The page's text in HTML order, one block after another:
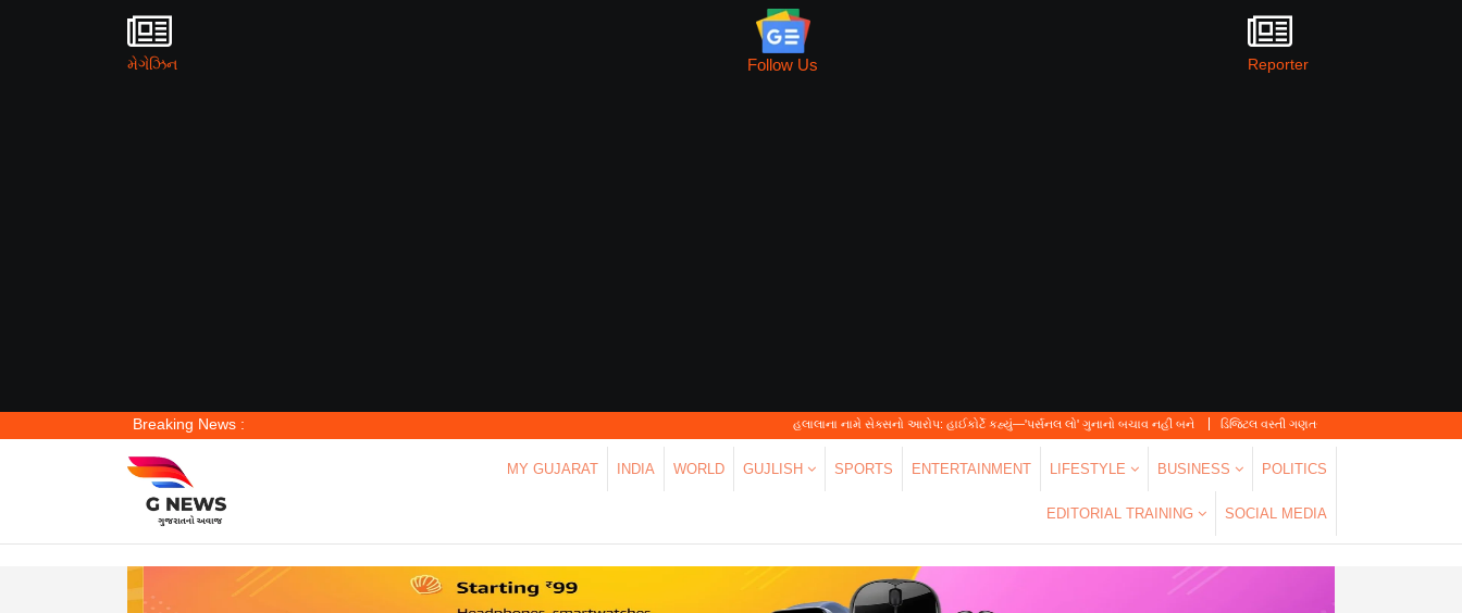
મેગેઝિન Follow Us Reporter
Breaking News : હલાલાના નામે સેક્સનો આરોપ: હાઈકોર્ટે કહ્યું—'પર્સનલ લો' ગુનાનો બચાવ નહીં બને ડિજિટલ વસ્તી ગણતરી 2026-27નો પ્રારંભ, ઘર બેઠા આજે જ
MY GUJARAT INDIA WORLD GUJLISH SPORTS ENTERTAINMENT LIFESTYLE BUSINESS POLITICS
EDITORIAL TRAINING SOCIAL MEDIA